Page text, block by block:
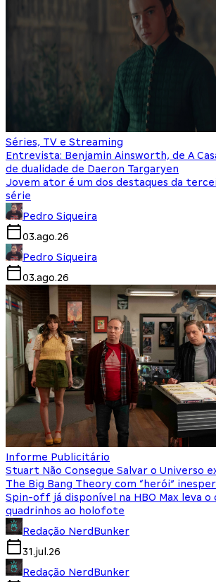
Séries, TV e Streaming
Entrevista: Benjamin Ainsworth, de A
de dualidade de Daeron Targaryen
Jovem ator é um dos destaques da
série
Pedro Siqueira
03.ago.26
Pedro Siqueira
03.ago.26
Informe Publicitário
Stuart Não Consegue Salvar o Universo
The Big Bang Theory com “herói”
Spin-off já disponível na HBO Max leva o
quadrinhos ao holofote
Redação NerdBunker
31.jul.26
Redação NerdBunker